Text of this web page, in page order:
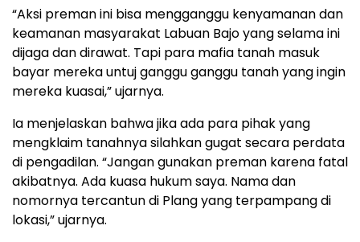
“Aksi preman ini bisa mengganggu kenyamanan dan
keamanan masyarakat Labuan Bajo yang selama ini
dijaga dan dirawat. Tapi para mafia tanah masuk
bayar mereka untuj ganggu ganggu tanah yang ingin
mereka kuasai,” ujarnya.
Ia menjelaskan bahwa jika ada para pihak yang
mengklaim tanahnya silahkan gugat secara perdata
di pengadilan. “Jangan gunakan preman karena fatal
akibatnya. Ada kuasa hukum saya. Nama dan
nomornya tercantun di Plang yang terpampang di
lokasi,” ujarnya.